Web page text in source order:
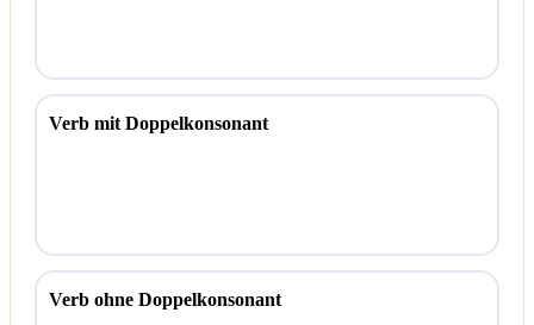
Verb mit Doppelkonsonant
Verb ohne Doppelkonsonant